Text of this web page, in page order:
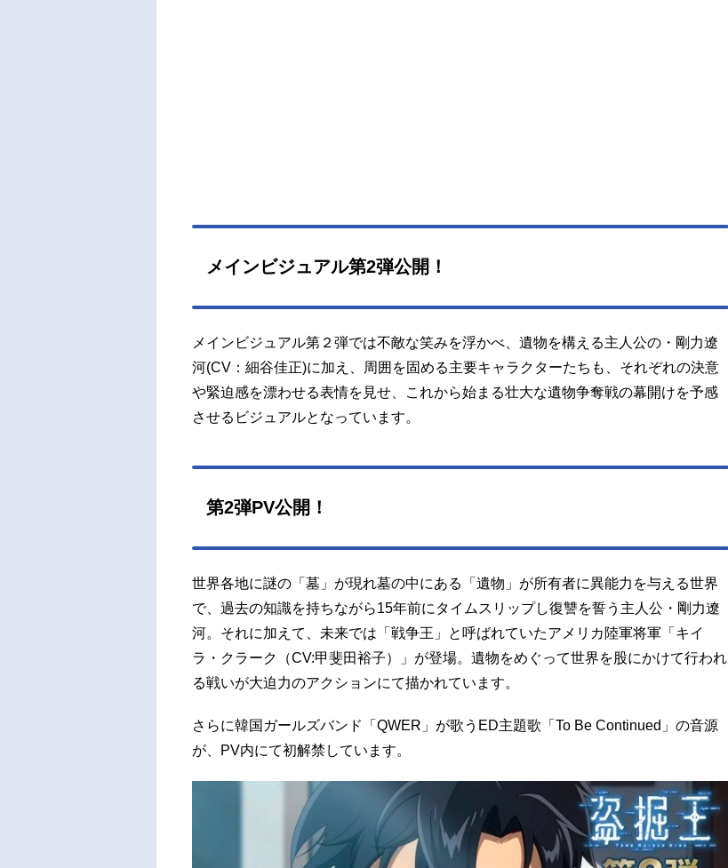
kシリーズ構成：WooSeungWookキャラクターデザイ
ン：LeeHyunJoung総作画監督：LeeHyunJoung Heo
HyungJun色彩設計：HwangJeeSun美...
メインビジュアル第2弾公開！
メインビジュアル第２弾では不敵な笑みを浮かべ、遺物を構える主人公の・剛力遼
河(CV：細谷佳正)に加え、周囲を固める主要キャラクターたちも、それぞれの決意
や緊迫感を漂わせる表情を見せ、これから始まる壮大な遺物争奪戦の幕開けを予感
させるビジュアルとなっています。
第2弾PV公開！
世界各地に謎の「墓」が現れ墓の中にある「遺物」が所有者に異能力を与える世界
で、過去の知識を持ちながら15年前にタイムスリップし復讐を誓う主人公・剛力遼
河。それに加えて、未来では「戦争王」と呼ばれていたアメリカ陸軍将軍「キイ
ラ・クラーク（CV:甲斐田裕子）」が登場。遺物をめぐって世界を股にかけて行われ
る戦いが大迫力のアクションにて描かれています。
さらに韓国ガールズバンド「QWER」が歌うED主題歌「To Be Continued」の音源
が、PV内にて初解禁しています。